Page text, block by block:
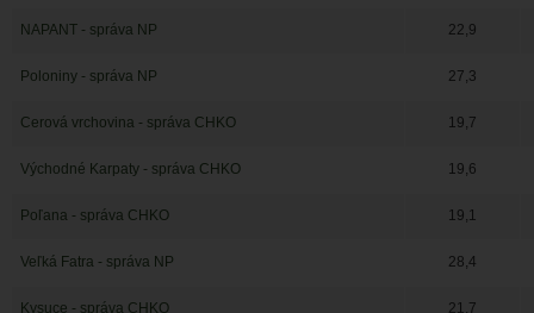
NAPANT - správa NP 22,9
Poloniny - správa NP 27,3
Cerová vrchovina - správa CHKO 19,7
Východné Karpaty - správa CHKO 19,6
Poľana - správa CHKO 19,1
Veľká Fatra - správa NP 28,4
Kysuce - správa CHKO 21,7